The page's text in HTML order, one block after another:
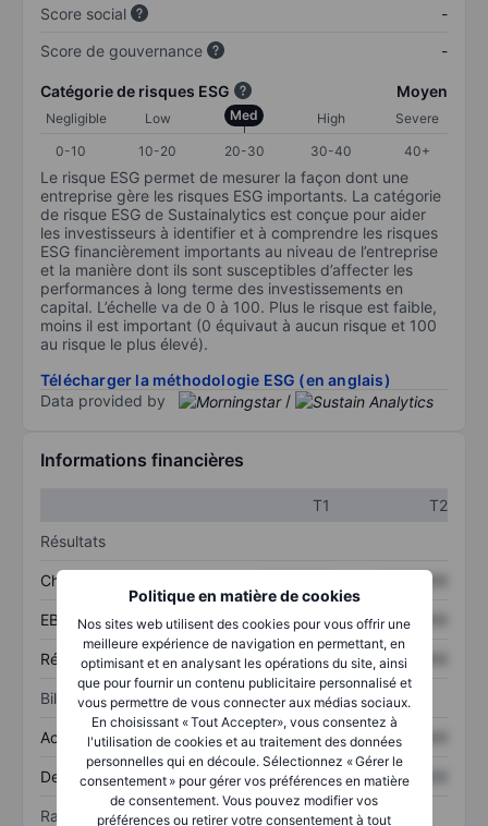
Politique en matière de cookies
Nos sites web utilisent des cookies pour vous offrir une
meilleure expérience de navigation en permettant, en
optimisant et en analysant les opérations du site, ainsi
que pour fournir un contenu publicitaire personnalisé et
vous permettre de vous connecter aux médias sociaux.
En choisissant « Tout Accepter», vous consentez à
l'utilisation de cookies et au traitement des données
personnelles qui en découle. Sélectionnez « Gérer le
consentement » pour gérer vos préférences en matière
de consentement. Vous pouvez modifier vos
préférences ou retirer votre consentement à tout
Score social
-
Score de gouvernance
-
Catégorie de risques ESG Moyen
Negligible Low Med High
Severe
0-10
10-20 20-30 30-40 40+
Le risque ESG permet de mesurer la façon dont une
entreprise gère les risques ESG importants. La catégorie
de risque ESG de Sustainalytics est conçue pour aider
les investisseurs à identifier et à comprendre les risques
ESG financièrement importants au niveau de l’entreprise
et la manière dont ils sont susceptibles d’affecter les
performances à long terme des investissements en
capital. L’échelle va de 0 à 100. Plus le risque est faible,
moins il est important (0 équivaut à aucun risque et 100
au risque le plus élevé).
Télécharger la méthodologie ESG (en anglais)
Data provided by
/
Informations financières
T1
T2
Résultats
Chiffre d’affaires XXXXXXX
EBITDA XXXXXXX XXXXXXX
Résultat net XXXXXXX XXXXXXX
Bilan
Actif total XXXXXXX XXXXXXX
Dette totale XXXXXXX XXXXXXX
Ratios